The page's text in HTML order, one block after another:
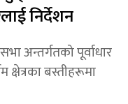
निर्देशन
अन्तर्गतको पूर्वाधार
क्षेत्रका बस्तीहरूमा